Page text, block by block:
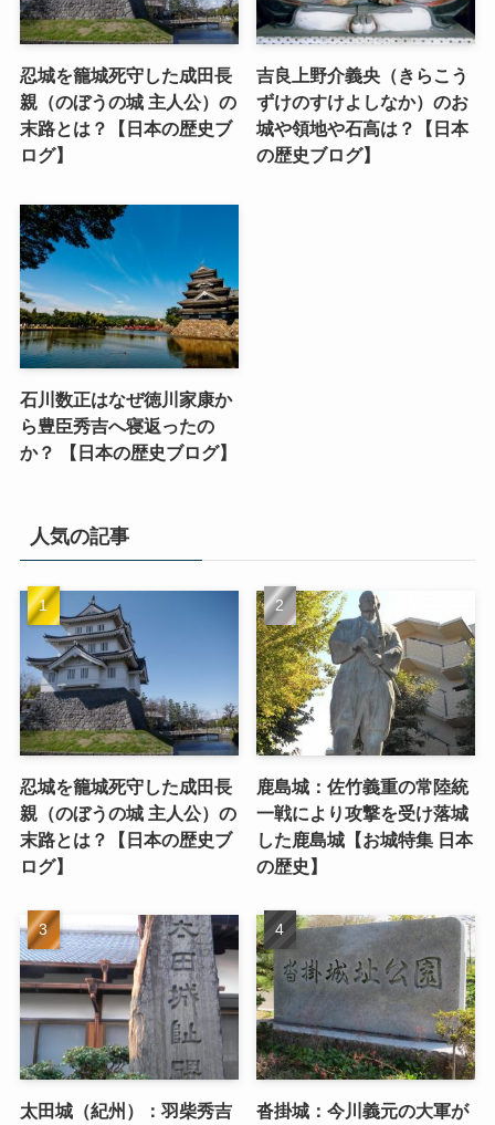
忍城を籠城死守した成田長
親（のぼうの城 主人公）の
末路とは？【日本の歴史ブ
ログ】
吉良上野介義央（きらこう
ずけのすけよしなか）のお
城や領地や石高は？【日本
の歴史ブログ】
石川数正はなぜ徳川家康か
ら豊臣秀吉へ寝返ったの
か？ 【日本の歴史ブログ】
人気の記事
忍城を籠城死守した成田長
親（のぼうの城 主人公）の
末路とは？【日本の歴史ブ
ログ】
鹿島城：佐竹義重の常陸統
一戦により攻撃を受け落城
した鹿島城【お城特集 日本
の歴史】
太田城（紀州）：羽柴秀吉
沓掛城：今川義元の大軍が